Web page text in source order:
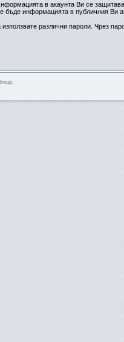
в акаунта Ви се защитава
бъде информацията в публичния Ви
различни пароли. Чрез